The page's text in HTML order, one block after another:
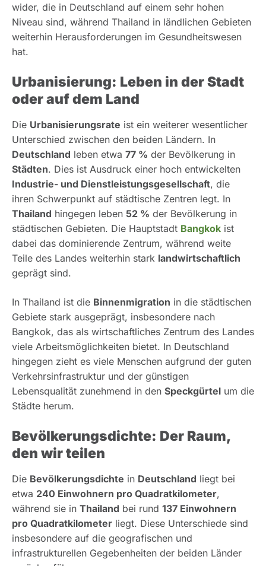
wider, die in Deutschland auf einem sehr hohen
Niveau sind, während Thailand in ländlichen Gebieten
weiterhin Herausforderungen im Gesundheitswesen
hat.
Urbanisierung: Leben in der Stadt
oder auf dem Land
Die Urbanisierungsrate ist ein weiterer wesentlicher
Unterschied zwischen den beiden Ländern. In
Deutschland leben etwa 77 % der Bevölkerung in
Städten. Dies ist Ausdruck einer hoch entwickelten
Industrie- und Dienstleistungsgesellschaft, die
ihren Schwerpunkt auf städtische Zentren legt. In
Thailand hingegen leben 52 % der Bevölkerung in
städtischen Gebieten. Die Hauptstadt Bangkok ist
dabei das dominierende Zentrum, während weite
Teile des Landes weiterhin stark landwirtschaftlich
geprägt sind.
In Thailand ist die Binnenmigration in die städtischen
Gebiete stark ausgeprägt, insbesondere nach
Bangkok, das als wirtschaftliches Zentrum des Landes
viele Arbeitsmöglichkeiten bietet. In Deutschland
hingegen zieht es viele Menschen aufgrund der guten
Verkehrsinfrastruktur und der günstigen
Lebensqualität zunehmend in den Speckgürtel um die
Städte herum.
Bevölkerungsdichte: Der Raum,
den wir teilen
Die Bevölkerungsdichte in Deutschland liegt bei
etwa 240 Einwohnern pro Quadratkilometer,
während sie in Thailand bei rund 137 Einwohnern
pro Quadratkilometer liegt. Diese Unterschiede sind
insbesondere auf die geografischen und
infrastrukturellen Gegebenheiten der beiden Länder